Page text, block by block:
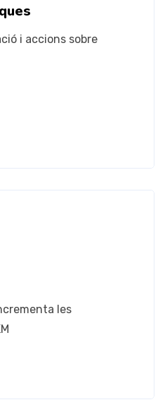
i accions sobre
les
de les seves
d'integració